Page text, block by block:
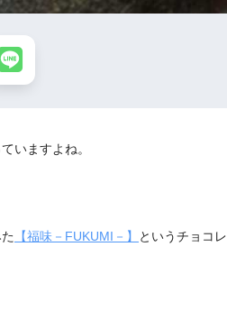
いますよね。
【福味－FUKUMI－】
というチョコレ